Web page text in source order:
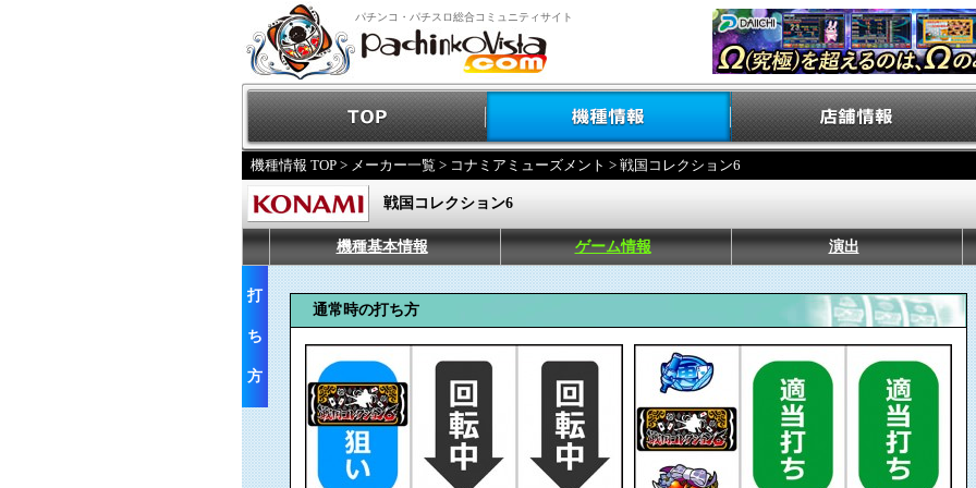
パチンコ・パチスロ総合コミュニティサイト
機種情報 TOP > メーカー一覧 > コナミアミューズメント > 戦国コレクション6
戦国コレクション6
機種基本情報 ゲーム情報 演出
打
ち
方
通常時の打ち方